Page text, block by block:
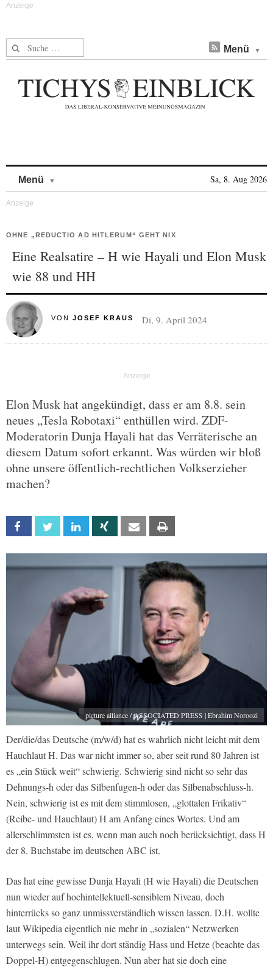
Suche nach: Menü
Menü Sa, 8. Aug 2026
OHNE „REDUCTIO AD HITLERUM“ GEHT NIX
Eine Realsatire – H wie Hayali und Elon Musk
wie 88 und HH
VON JOSEF KRAUS Di, 9. April 2024
Elon Musk hat angekündigt, dass er am 8.8. sein
neues „Tesla Robotaxi“ enthüllen wird. ZDF-
Moderatorin Dunja Hayali hat das Verräterische an
diesem Datum sofort erkannt. Was würden wir bloß
ohne unsere öffentlich-rechtlichen Volkserzieher
machen?
Facebook Twitter Linkedin Xing Email
picture alliance / ASSOCIATED PRESS | Ebrahim Noroozi
Der/die/das Deutsche (m/w/d) hat es wahrlich nicht leicht mit dem
Hauchlaut H. Das war nicht immer so, aber seit rund 80 Jahren ist
es „ein Stück weit“ schwierig. Schwierig sind nicht so sehr das
Dehnungs-h oder das Silbenfugen-h oder das Silbenabschluss-h.
Nein, schwierig ist es mit dem stimmlosen, „glottalen Frikativ“
(Reibe- und Hauchlaut) H am Anfang eines Wortes. Und am
allerschlimmsten ist es, wenn man auch noch berücksichtigt, dass H
der 8. Buchstabe im deutschen ABC ist.
Das hat eine gewisse Dunja Hayali (H wie Hayali) die Deutschen
nun wieder auf hochintellektuell-sensiblem Niveau, doch
hinterrücks so ganz unmissverständlich wissen lassen. D.H. wollte
laut Wikipedia eigentlich nie mehr in „sozialen“ Netzwerken
unterwegs sein. Weil ihr dort ständig Hass und Hetze (beachte das
Doppel-H) entgegenschlugen. Nun aber hat sie doch eine